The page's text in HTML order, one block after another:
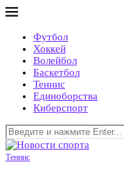
Футбол
Хоккей
Волейбол
Баскетбол
Теннис
Единоборства
Киберспорт
Теннис